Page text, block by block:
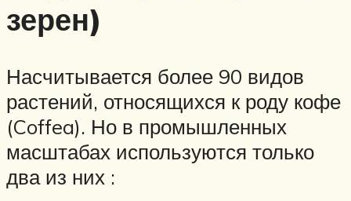
зерен)
Насчитывается более 90 видов
растений, относящихся к роду кофе
(Coffea). Но в промышленных
масштабах используются только
два из них :